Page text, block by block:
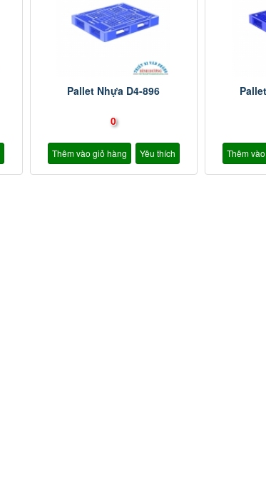
Pallet Nhựa D4-896
0
Thêm vào giỏ hàng Yêu thích Thêm